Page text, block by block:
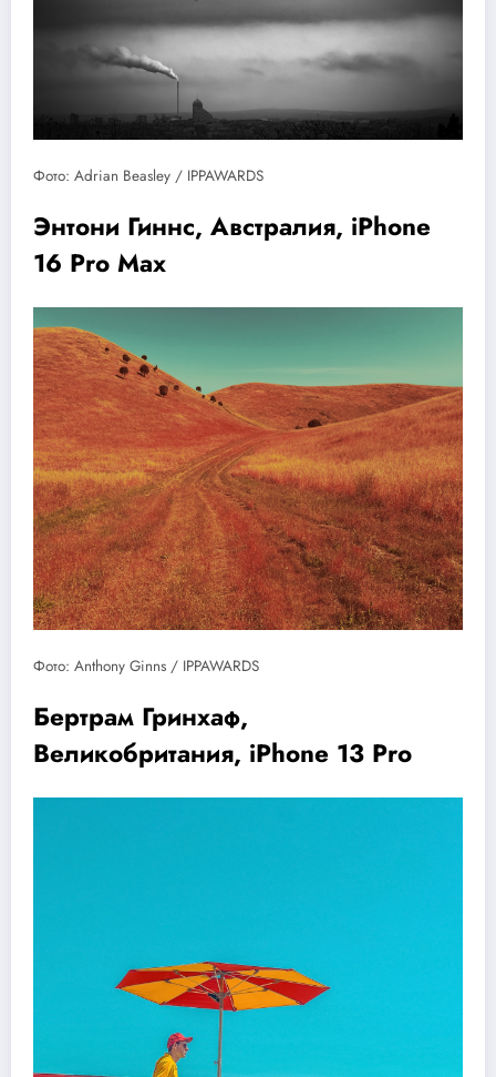
Фото: Adrian Beasley / IPPAWARDS
Энтони Гиннс, Австралия, iPhone
16 Pro Max
Фото: Anthony Ginns / IPPAWARDS
Бертрам Гринхаф,
Великобритания, iPhone 13 Pro